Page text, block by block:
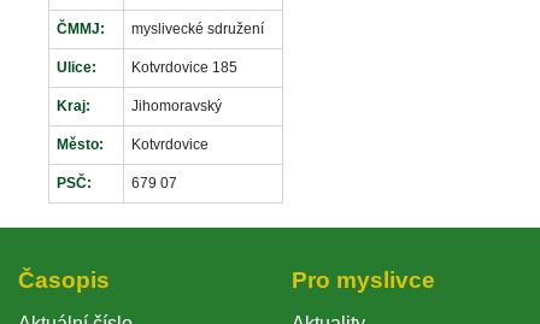
ČMMJ: myslivecké sdružení
Ulice: Kotvrdovice 185
Kraj: Jihomoravský
Město: Kotvrdovice
PSČ: 679 07
Časopi Pro myslivce